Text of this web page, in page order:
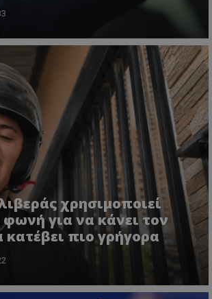
χρησιμοποιεί
φωνή για να κάνει τον
πιο γρήγορα